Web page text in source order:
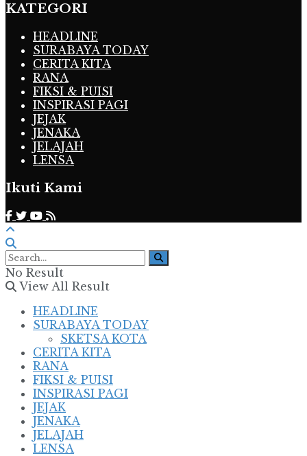
KATEGORI
HEADLINE
SURABAYA TODAY
CERITA KITA
RANA
FIKSI & PUISI
INSPIRASI PAGI
JEJAK
JENAKA
JELAJAH
LENSA
Ikuti Kami
No Result
View All Result
HEADLINE
SURABAYA TODAY
SKETSA KOTA
CERITA KITA
RANA
FIKSI & PUISI
INSPIRASI PAGI
JEJAK
JENAKA
JELAJAH
LENSA